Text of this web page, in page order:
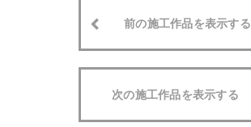
前の施工作品を表示する
次の施工作品を表示する